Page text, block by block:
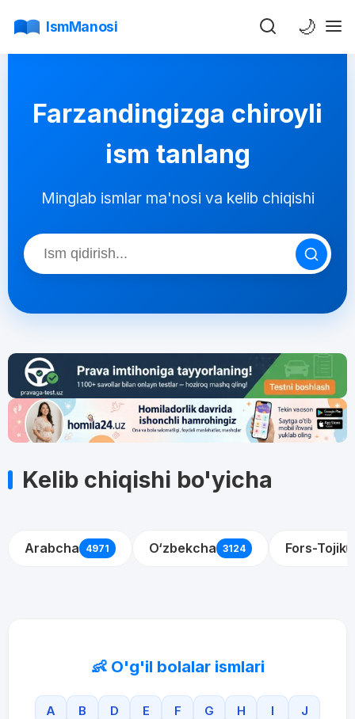
IsmManosi 🌙
Farzandingizga chiroyli
ism tanlang
Minglab ismlar ma'nosi va kelib chiqishi
Kelib chiqishi bo'yicha
Arabcha 4971 O‘zbekcha 3124 Fors-Tojik
👶 O'g'il bolalar ismlari
A B D E F G H I J